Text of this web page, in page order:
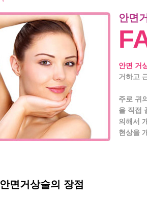
안면
안면 거
거하고
주로 귀
을 직접
의해서
현상을
안면거상술의 장점